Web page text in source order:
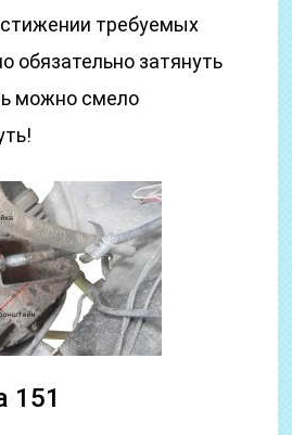
требуемых
обязательно затянуть
можно смело
151